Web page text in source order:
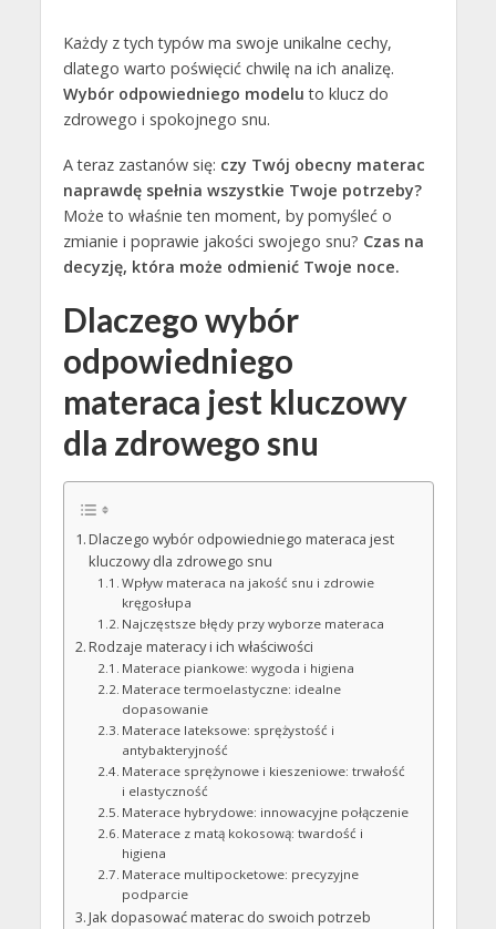
Każdy z tych typów ma swoje unikalne cechy,
dlatego warto poświęcić chwilę na ich analizę.
Wybór odpowiedniego modelu to klucz do
zdrowego i spokojnego snu.
A teraz zastanów się: czy Twój obecny materac
naprawdę spełnia wszystkie Twoje potrzeby?
Może to właśnie ten moment, by pomyśleć o
zmianie i poprawie jakości swojego snu? Czas na
decyzję, która może odmienić Twoje noce.
Dlaczego wybór
odpowiedniego
materaca jest kluczowy
dla zdrowego snu
Dlaczego wybór odpowiedniego materaca jest
kluczowy dla zdrowego snu
Wpływ materaca na jakość snu i zdrowie
kręgosłupa
Najczęstsze błędy przy wyborze materaca
Rodzaje materacy i ich właściwości
Materace piankowe: wygoda i higiena
Materace termoelastyczne: idealne
dopasowanie
Materace lateksowe: sprężystość i
antybakteryjność
Materace sprężynowe i kieszeniowe: trwałość
i elastyczność
Materace hybrydowe: innowacyjne połączenie
Materace z matą kokosową: twardość i
higiena
Materace multipocketowe: precyzyjne
podparcie
Jak dopasować materac do swoich potrzeb